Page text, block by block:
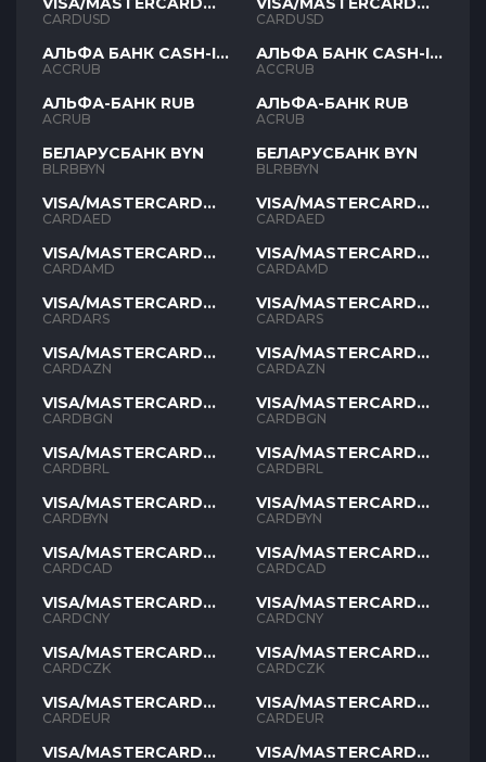
USD
CARDUSD
АЛЬФА БАНК CASH-IN
RUB
ACCRUB
АЛЬФА-БАНК RUB
ACRUB
БЕЛАРУСБАНК BYN
BLRBBYN
VISA/MASTERCARD
AED
CARDAED
VISA/MASTERCARD
AMD
CARDAMD
VISA/MASTERCARD
ARS
CARDARS
VISA/MASTERCARD
AZN
CARDAZN
VISA/MASTERCARD
BGN
CARDBGN
VISA/MASTERCARD
BRL
CARDBRL
VISA/MASTERCARD
BYN
CARDBYN
VISA/MASTERCARD
CAD
CARDCAD
VISA/MASTERCARD
CNY
CARDCNY
VISA/MASTERCARD
CZK
CARDCZK
VISA/MASTERCARD
EUR
CARDEUR
VISA/MASTERCARD
USD
CARDUSD
АЛЬФА БАНК CASH-IN
RUB
ACCRUB
АЛЬФА-БАНК RUB
ACRUB
БЕЛАРУСБАНК BYN
BLRBBYN
VISA/MASTERCARD
AED
CARDAED
VISA/MASTERCARD
AMD
CARDAMD
VISA/MASTERCARD
ARS
CARDARS
VISA/MASTERCARD
AZN
CARDAZN
VISA/MASTERCARD
BGN
CARDBGN
VISA/MASTERCARD
BRL
CARDBRL
VISA/MASTERCARD
BYN
CARDBYN
VISA/MASTERCARD
CAD
CARDCAD
VISA/MASTERCARD
CNY
CARDCNY
VISA/MASTERCARD
CZK
CARDCZK
VISA/MASTERCARD
EUR
CARDEUR
VISA/MASTERCARD